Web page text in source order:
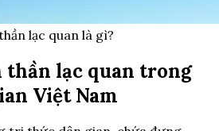
lạc quan là gì?
thần lạc quan trong
Việt Nam